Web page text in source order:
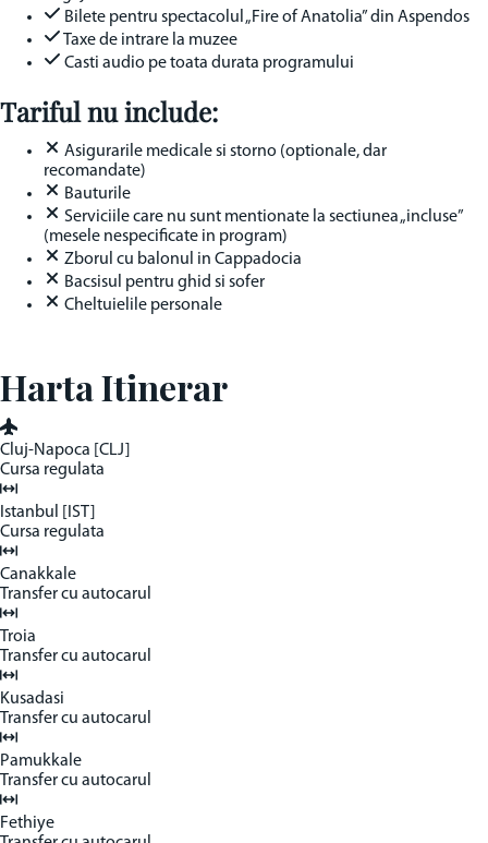
Bilete pentru spectacolul „Fire of Anatolia” din Aspendos
Taxe de intrare la muzee
Casti audio pe toata durata programului
Tariful nu include:
Asigurarile medicale si storno (optionale, dar
recomandate)
Bauturile
Serviciile care nu sunt mentionate la sectiunea „incluse”
(mesele nespecificate in program)
Zborul cu balonul in Cappadocia
Bacsisul pentru ghid si sofer
Cheltuielile personale
Harta Itinerar
Cluj-Napoca [CLJ]
Cursa regulata
Istanbul [IST]
Cursa regulata
Canakkale
Transfer cu autocarul
Troia
Transfer cu autocarul
Kusadasi
Transfer cu autocarul
Pamukkale
Transfer cu autocarul
Fethiye